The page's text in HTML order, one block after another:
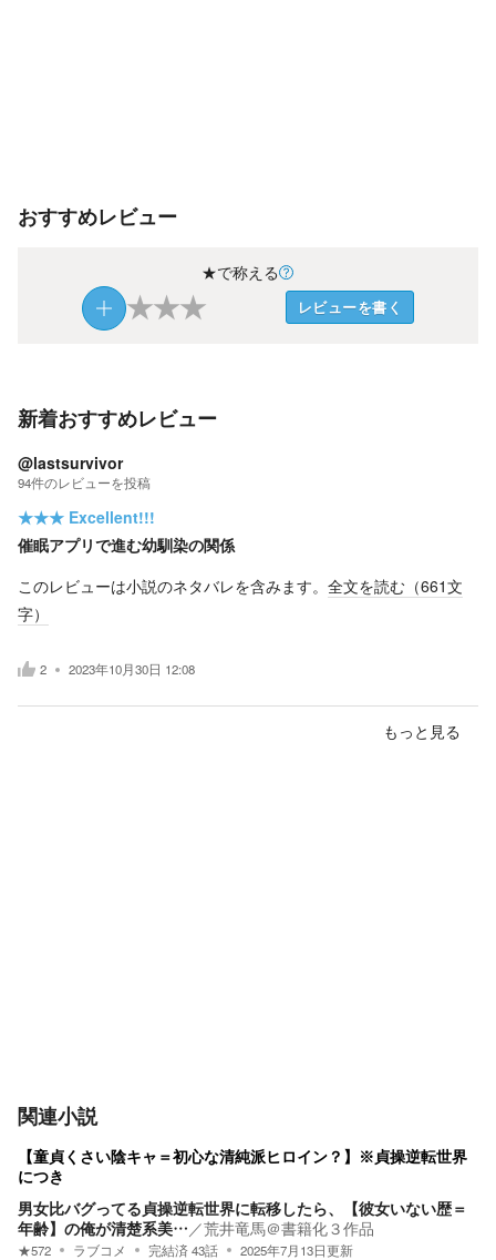
おすすめレビュー
★で称える
★★★ レビューを書く
新着おすすめレビュー
@lastsurvivor
94件のレビューを投稿
★★★ Excellent!!!
催眠アプリで進む幼馴染の関係
このレビューは小説のネタバレを含みます。 全文を読む（661文
字）
2 2023年10月30日 12:08
もっと見る
関連小説
【童貞くさい陰キャ＝初心な清純派ヒロイン？】※貞操逆転世界
につき
男女比バグってる貞操逆転世界に転移したら、【彼女いない歴＝
年齢】の俺が清楚系美… ／荒井竜馬＠書籍化３作品
★572 ラブコメ 完結済43話 2025年7月13日更新